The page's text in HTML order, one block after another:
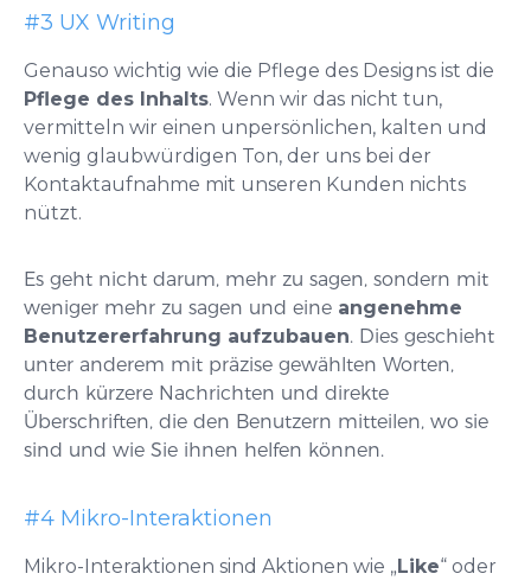
#3 UX Writing
Genauso wichtig wie die Pflege des Designs ist die
Pflege des Inhalts. Wenn wir das nicht tun,
vermitteln wir einen unpersönlichen, kalten und
wenig glaubwürdigen Ton, der uns bei der
Kontaktaufnahme mit unseren Kunden nichts
nützt.
Es geht nicht darum, mehr zu sagen, sondern mit
weniger mehr zu sagen und eine angenehme
Benutzererfahrung aufzubauen. Dies geschieht
unter anderem mit präzise gewählten Worten,
durch kürzere Nachrichten und direkte
Überschriften, die den Benutzern mitteilen, wo sie
sind und wie Sie ihnen helfen können.
#4 Mikro-Interaktionen
Mikro-Interaktionen sind Aktionen wie „ Like“ oder